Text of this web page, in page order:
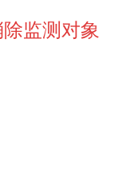
监测对象